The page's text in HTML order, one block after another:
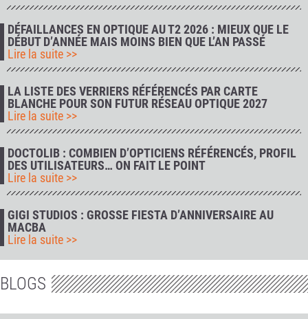
DÉFAILLANCES EN OPTIQUE AU T2 2026 : MIEUX QUE LE
DÉBUT D’ANNÉE MAIS MOINS BIEN QUE L’AN PASSÉ
Lire la suite >>
LA LISTE DES VERRIERS RÉFÉRENCÉS PAR CARTE
BLANCHE POUR SON FUTUR RÉSEAU OPTIQUE 2027
Lire la suite >>
DOCTOLIB : COMBIEN D’OPTICIENS RÉFÉRENCÉS, PROFIL
DES UTILISATEURS… ON FAIT LE POINT
Lire la suite >>
GIGI STUDIOS : GROSSE FIESTA D’ANNIVERSAIRE AU
MACBA
Lire la suite >>
BLOGS